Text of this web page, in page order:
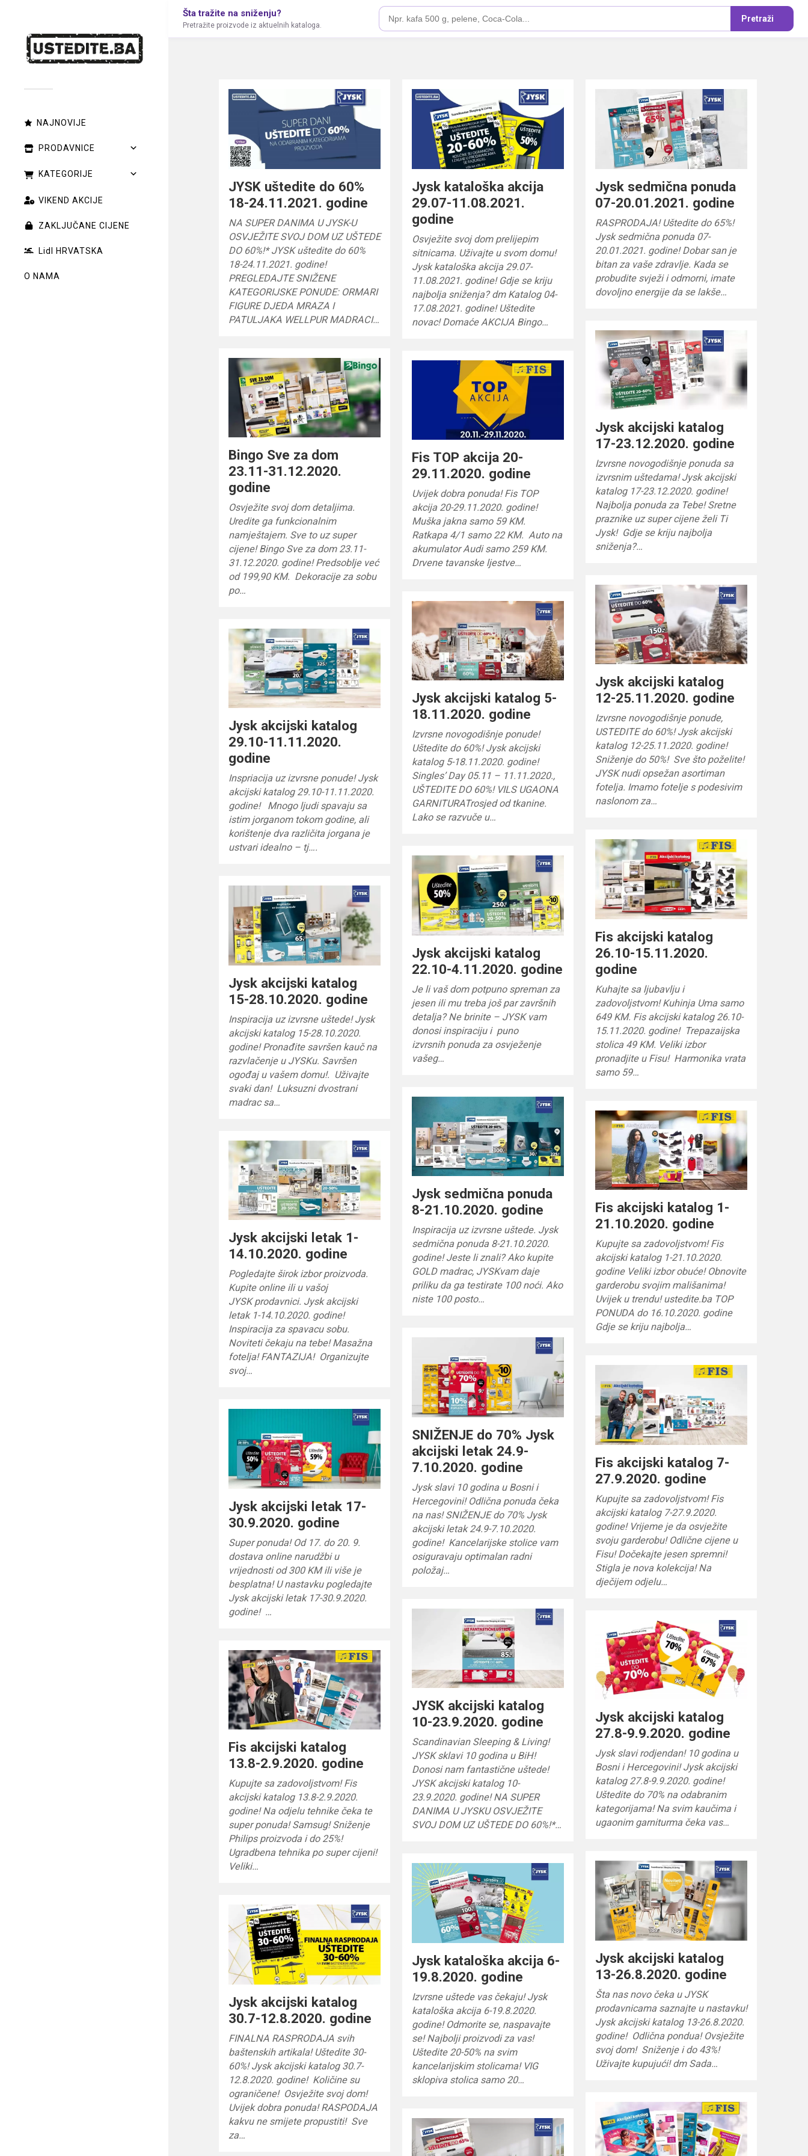
NAJNOVIJE
PRODAVNICE
KATEGORIJE
VIKEND AKCIJE
ZAKLJUČANE CIJENE
Lidl HRVATSKA
O NAMA
Šta tražite na sniženju?
Pretražite proizvode iz aktuelnih kataloga.
Pretraži
JYSK uštedite do 60%
18-24.11.2021. godine
NA SUPER DANIMA U JYSK-U
OSVJEŽITE SVOJ DOM UZ UŠTEDE
DO 60%!* JYSK uštedite do 60%
18-24.11.2021. godine!
PREGLEDAJTE SNIŽENE
KATEGORIJSKE PONUDE: ORMARI
FIGURE DJEDA MRAZA I
PATULJAKA WELLPUR MADRACI…
Jysk kataloška akcija
29.07-11.08.2021.
godine
Osvježite svoj dom prelijepim
sitnicama. Uživajte u svom domu!
Jysk kataloška akcija 29.07-
11.08.2021. godine! Gdje se kriju
najbolja sniženja? dm Katalog 04-
17.08.2021. godine! Uštedite
novac! Domaće AKCIJA Bingo…
Jysk sedmična ponuda
07-20.01.2021. godine
RASPRODAJA! Uštedite do 65%!
Jysk sedmična ponuda 07-
20.01.2021. godine! Dobar san je
bitan za vaše zdravlje. Kada se
probudite svježi i odmorni, imate
dovoljno energije da se lakše…
Jysk akcijski katalog
17-23.12.2020. godine
Izvrsne novogodišnje ponuda sa
izvrsnim uštedama! Jysk akcijski
katalog 17-23.12.2020. godine!
Najbolja ponuda za Tebe! Sretne
praznike uz super cijene želi Ti
Jysk! Gdje se kriju najbolja
sniženja?…
Bingo Sve za dom
23.11-31.12.2020.
godine
Osvježite svoj dom detaljima.
Uredite ga funkcionalnim
namještajem. Sve to uz super
cijene! Bingo Sve za dom 23.11-
31.12.2020. godine! Predsoblje već
od 199,90 KM. Dekoracije za sobu
po…
Fis TOP akcija 20-
29.11.2020. godine
Uvijek dobra ponuda! Fis TOP
akcija 20-29.11.2020. godine!
Muška jakna samo 59 KM.
Ratkapa 4/1 samo 22 KM. Auto na
akumulator Audi samo 259 KM.
Drvene tavanske ljestve…
Jysk akcijski katalog
12-25.11.2020. godine
Izvrsne novogodišnje ponude,
USTEDITE do 60%! Jysk akcijski
katalog 12-25.11.2020. godine!
Sniženje do 50%! Sve što poželite!
JYSK nudi opsežan asortiman
fotelja. Imamo fotelje s podesivim
naslonom za…
Jysk akcijski katalog 5-
18.11.2020. godine
Izvrsne novogodišnje ponude!
Uštedite do 60%! Jysk akcijski
katalog 5-18.11.2020. godine!
Singles’ Day 05.11 – 11.11.2020.,
UŠTEDITE DO 60%! VILS UGAONA
GARNITURATrosjed od tkanine.
Lako se razvuče u…
Jysk akcijski katalog
29.10-11.11.2020.
godine
Inspriacija uz izvrsne ponude! Jysk
akcijski katalog 29.10-11.11.2020.
godine! Mnogo ljudi spavaju sa
istim jorganom tokom godine, ali
korištenje dva različita jorgana je
ustvari idealno – tj….
Fis akcijski katalog
26.10-15.11.2020.
godine
Kuhajte sa ljubavlju i
zadovoljstvom! Kuhinja Uma samo
649 KM. Fis akcijski katalog 26.10-
15.11.2020. godine! Trepazaijska
stolica 49 KM. Veliki izbor
pronadjite u Fisu! Harmonika vrata
samo 59…
Jysk akcijski katalog
22.10-4.11.2020. godine
Je li vaš dom potpuno spreman za
jesen ili mu treba još par završnih
detalja? Ne brinite – JYSK vam
donosi inspiraciju i puno
izvrsnih ponuda za osvježenje
vašeg…
Jysk akcijski katalog
15-28.10.2020. godine
Inspiracija uz izvrsne uštede! Jysk
akcijski katalog 15-28.10.2020.
godine! Pronađite savršen kauč na
razvlačenje u JYSKu. Savršen
ogođaj u vašem domu!. Uživajte
svaki dan! Luksuzni dvostrani
madrac sa…
Jysk sedmična ponuda
8-21.10.2020. godine
Inspiracija uz izvrsne uštede. Jysk
sedmična ponuda 8-21.10.2020.
godine! Jeste li znali? Ako kupite
GOLD madrac, JYSKvam daje
priliku da ga testirate 100 noći. Ako
niste 100 posto…
Fis akcijski katalog 1-
21.10.2020. godine
Kupujte sa zadovoljstvom! Fis
akcijski katalog 1-21.10.2020.
godine Veliki izbor obuće! Obnovite
garderobu svojim mališanima!
Uvijek u trendu! ustedite.ba TOP
PONUDA do 16.10.2020. godine
Gdje se kriju najbolja…
Jysk akcijski letak 1-
14.10.2020. godine
Pogledajte širok izbor proizvoda.
Kupite online ili u vašoj
JYSK prodavnici. Jysk akcijski
letak 1-14.10.2020. godine!
Inspiracija za spavacu sobu.
Noviteti čekaju na tebe! Masažna
fotelja! FANTAZIJA! Organizujte
svoj…
SNIŽENJE do 70% Jysk
akcijski letak 24.9-
7.10.2020. godine
Jysk slavi 10 godina u Bosni i
Hercegovini! Odlična ponuda čeka
na nas! SNIŽENJE do 70% Jysk
akcijski letak 24.9-7.10.2020.
godine! Kancelarijske stolice vam
osiguravaju optimalan radni
položaj…
Fis akcijski katalog 7-
27.9.2020. godine
Kupujte sa zadovoljstvom! Fis
akcijski katalog 7-27.9.2020.
godine! Vrijeme je da osvježite
svoju garderobu! Odlične cijene u
Fisu! Dočekajte jesen spremni!
Stigla je nova kolekcija! Na
dječijem odjelu…
Jysk akcijski letak 17-
30.9.2020. godine
Super ponuda! Od 17. do 20. 9.
dostava online narudžbi u
vrijednosti od 300 KM ili više je
besplatna! U nastavku pogledajte
Jysk akcijski letak 17-30.9.2020.
godine! …
JYSK akcijski katalog
10-23.9.2020. godine
Scandinavian Sleeping & Living!
JYSK sklavi 10 godina u BiH!
Donosi nam fantastične uštede!
JYSK akcijski katalog 10-
23.9.2020. godine! NA SUPER
DANIMA U JYSKU OSVJEŽITE
SVOJ DOM UZ UŠTEDE DO 60%!*…
Jysk akcijski katalog
27.8-9.9.2020. godine
Jysk slavi rodjendan! 10 godina u
Bosni i Hercegovini! Jysk akcijski
katalog 27.8-9.9.2020. godine!
Uštedite do 70% na odabranim
kategorijama! Na svim kaučima i
ugaonim garniturma čeka vas…
Fis akcijski katalog
13.8-2.9.2020. godine
Kupujte sa zadovoljstvom! Fis
akcijski katalog 13.8-2.9.2020.
godine! Na odjelu tehnike čeka te
super ponuda! Samsug! Sniženje
Philips proizvoda i do 25%!
Ugradbena tehnika po super cijeni!
Veliki…
Jysk akcijski katalog
13-26.8.2020. godine
Šta nas novo čeka u JYSK
prodavnicama saznajte u nastavku!
Jysk akcijski katalog 13-26.8.2020.
godine! Odlična pondua! Ovsježite
svoj dom! Sniženje i do 43%!
Uživajte kupujući! dm Sada…
Jysk kataloška akcija 6-
19.8.2020. godine
Izvrsne uštede vas čekaju! Jysk
kataloška akcija 6-19.8.2020.
godine! Odmorite se, naspavajte
se! Najbolji proizvodi za vas!
Uštedite 20-50% na svim
kancelarijskim stolicama! VIG
sklopiva stolica samo 20…
Jysk akcijski katalog
30.7-12.8.2020. godine
FINALNA RASPRODAJA svih
baštenskih artikala! Uštedite 30-
60%! Jysk akcijski katalog 30.7-
12.8.2020. godine! Količine su
ograničene! Osvježite svoj dom!
Uvijek dobra ponuda! RASPODAJA
kakvu ne smijete propustiti! Sve
za…